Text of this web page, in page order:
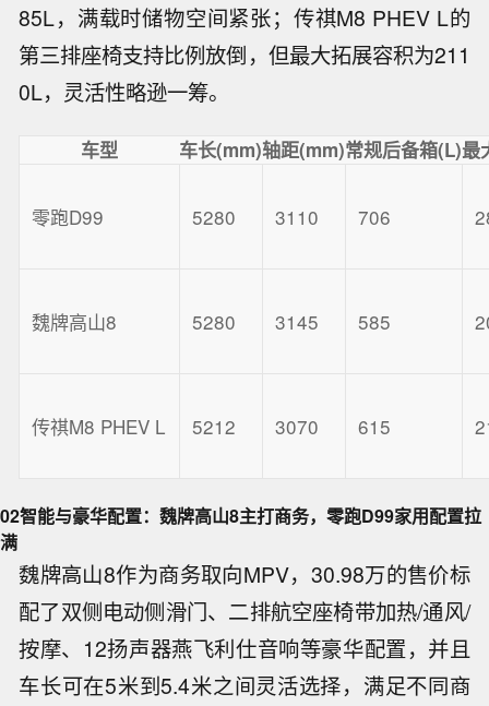
85L，满载时储物空间紧张；传祺M8 PHEV L的
第三排座椅支持比例放倒，但最大拓展容积为211
0L，灵活性略逊一筹。
车型 车长(mm)轴距(mm)常规后备箱(L)最
零跑D99 5280 3110 706
魏牌高山8 5280 3145 585
传祺M8 PHEV L 5212 3070 615
02智能与豪华配置：魏牌高山8主打商务，零跑D99家用配置拉
满
魏牌高山8作为商务取向MPV，30.98万的售价标
配了双侧电动侧滑门、二排航空座椅带加热/通风/
按摩、12扬声器燕飞利仕音响等豪华配置，并且
车长可在5米到5.4米之间灵活选择，满足不同商